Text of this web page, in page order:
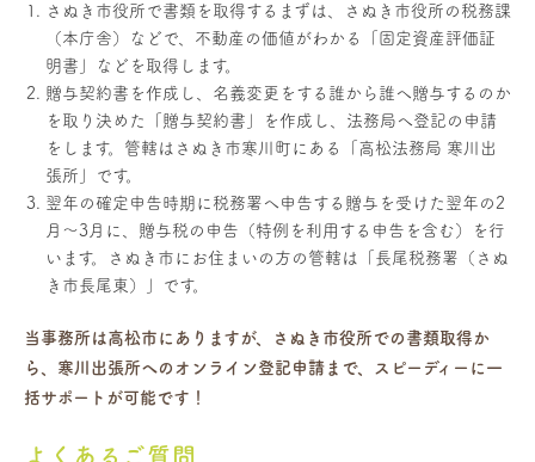
さぬき市役所で書類を取得するまずは、さぬき市役所の税務課
（本庁舎）などで、不動産の価値がわかる「固定資産評価証
明書」などを取得します。
贈与契約書を作成し、名義変更をする誰から誰へ贈与するのか
を取り決めた「贈与契約書」を作成し、法務局へ登記の申請
をします。管轄はさぬき市寒川町にある「高松法務局 寒川出
張所」です。
翌年の確定申告時期に税務署へ申告する贈与を受けた翌年の2
月〜3月に、贈与税の申告（特例を利用する申告を含む）を行
います。さぬき市にお住まいの方の管轄は「長尾税務署（さぬ
き市長尾東）」です。
当事務所は高松市にありますが、さぬき市役所での書類取得か
ら、寒川出張所へのオンライン登記申請まで、スピーディーに一
括サポートが可能です！
よくあるご質問